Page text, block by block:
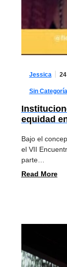
Jessica
Sin Categoría
equidad
Bajo el
el VII
parte…
Read More